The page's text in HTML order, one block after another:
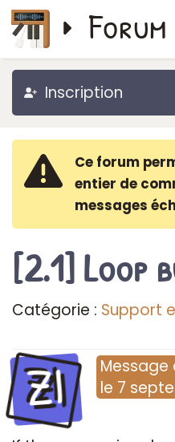
Forum
Inscription
Ce forum
entier de
messages
[2.1] Loop
Catégorie : Support
ZI Message
le 7